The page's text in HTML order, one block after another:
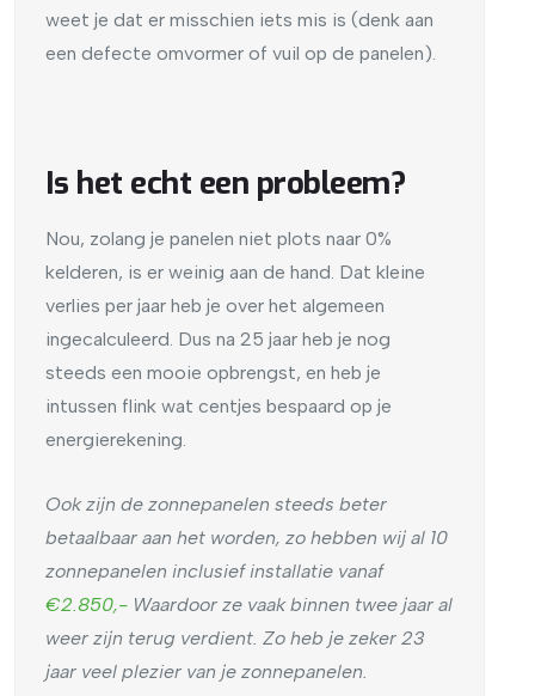
weet je dat er misschien iets mis is (denk aan
een defecte omvormer of vuil op de panelen).
Is het echt een probleem?
Nou, zolang je panelen niet plots naar 0%
kelderen, is er weinig aan de hand. Dat kleine
verlies per jaar heb je over het algemeen
ingecalculeerd. Dus na 25 jaar heb je nog
steeds een mooie opbrengst, en heb je
intussen flink wat centjes bespaard op je
energierekening.
Ook zijn de zonnepanelen steeds beter
betaalbaar aan het worden, zo hebben wij al 10
zonnepanelen inclusief installatie vanaf
€2.850,- Waardoor ze vaak binnen twee jaar al
weer zijn terug verdient. Zo heb je zeker 23
jaar veel plezier van je zonnepanelen.